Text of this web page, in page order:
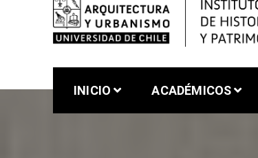
Instituto de
INICIO ACADÉMICOS